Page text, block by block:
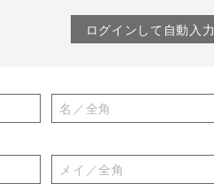
ログインして自動入力